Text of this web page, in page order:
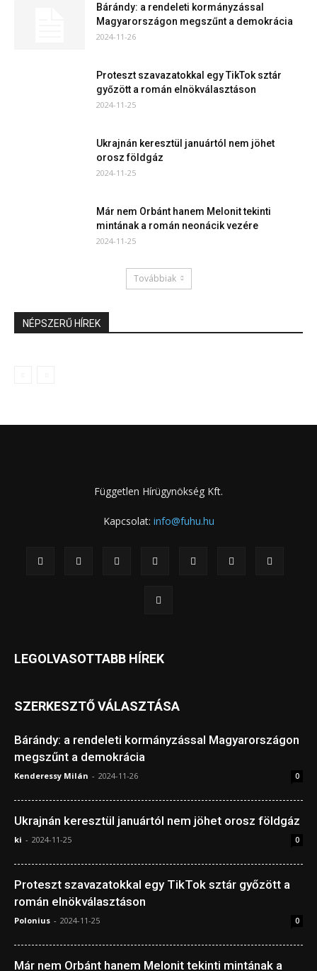
Bárándy: a rendeleti kormányzással
Magyarországon megszűnt a demokrácia
2024-11-26
Proteszt szavazatokkal egy TikTok sztár
győzött a román elnökválasztáson
2024-11-25
Ukrajnán keresztül januártól nem jöhet
orosz földgáz
2024-11-25
Már nem Orbánt hanem Melonit tekinti
mintának a román neonácik vezére
2024-11-25
Továbbiak
NÉPSZERŰ HÍREK
Független Hírügynökség Kft.
Kapcsolat: info@fuhu.hu
LEGOLVASOTTABB HÍREK
SZERKESZTŐ VÁLASZTÁSA
Bárándy: a rendeleti kormányzással Magyarországon
megszűnt a demokrácia
Kenderessy Milán - 2024-11-26 0
Ukrajnán keresztül januártól nem jöhet orosz földgáz
ki - 2024-11-25 0
Proteszt szavazatokkal egy TikTok sztár győzött a
román elnökválasztáson
Polonius - 2024-11-25 0
Már nem Orbánt hanem Melonit tekinti mintának a